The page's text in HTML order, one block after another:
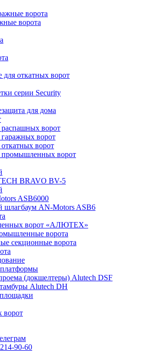
ворота
ворота
откатных ворот
серии Security
для дома
ворот
ворот
ворот
промышленных ворот
BRAVO BV-5
ASB6000
шлагбаум AN-Motors ASB6
ворот «АЛЮТЕХ»
ворота
секционные ворота
(докшелтеры) Alutech DSF
Alutech DH
ворот
90-60